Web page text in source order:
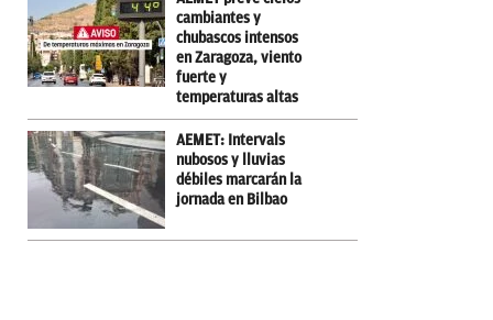
cambiantes y
chubascos intensos
en Zaragoza, viento
fuerte y
temperaturas altas
AEMET: Intervals
nubosos y lluvias
débiles marcarán la
jornada en Bilbao